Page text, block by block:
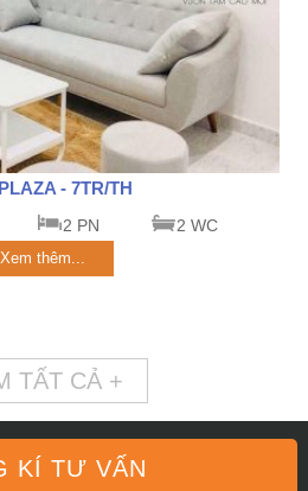
- 7TR/TH
2 PN 2 WC
Xem thêm...
TẤT CẢ +
KÍ TƯ VẤN